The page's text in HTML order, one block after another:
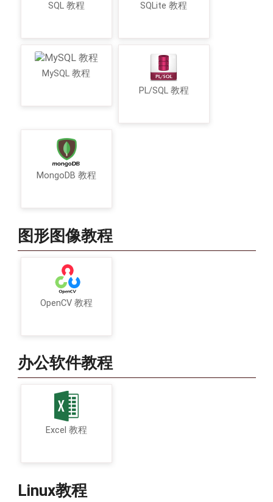
SQL 教程 SQLite 教程
MySQL 教程
PL/SQL 教程
MongoDB 教程
图形图像教程
OpenCV 教程
办公软件教程
Excel 教程
Linux教程